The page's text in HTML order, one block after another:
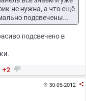
не нужна, а что ещё
подсвечены...
подсвечено в
+2 
30-05-2012 